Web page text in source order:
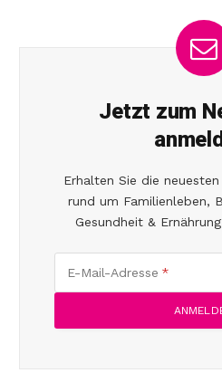
Jetzt zum
Erhalten Sie die
rund um Familienleben,
Gesundheit &
E-Mail-Adresse